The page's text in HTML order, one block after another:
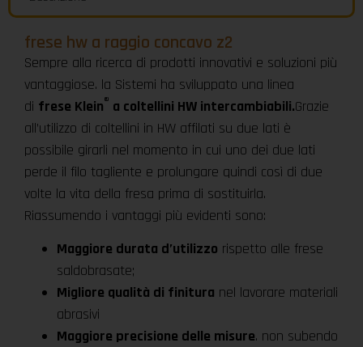
frese hw a raggio concavo z2
Sempre alla ricerca di prodotti innovativi e soluzioni più
vantaggiose. la Sistemi ha sviluppato una linea
di frese Klein® a coltellini HW intercambiabili.Grazie
all’utilizzo di coltellini in HW affilati su due lati è
possibile girarli nel momento in cui uno dei due lati
perde il filo tagliente e prolungare quindi così di due
volte la vita della fresa prima di sostituirla.
Riassumendo i vantaggi più evidenti sono:
Maggiore durata d’utilizzo rispetto alle frese
saldobrasate;
Migliore qualità di finitura nel lavorare materiali
abrasivi
Maggiore precisione delle misure. non subendo